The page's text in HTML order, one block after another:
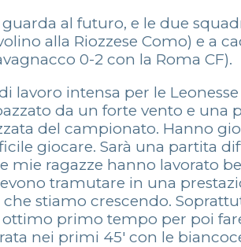
al futuro, e le due
alla Riozzese Como) e a
0-2 con la Roma CF).
lavoro intensa per le
da un forte vento e
del campionato. Hanno
giocare. Sarà una partita
mie ragazze hanno lavorato
tramutare in una
stiamo crescendo.
primo tempo per poi
nei primi 45′ con le